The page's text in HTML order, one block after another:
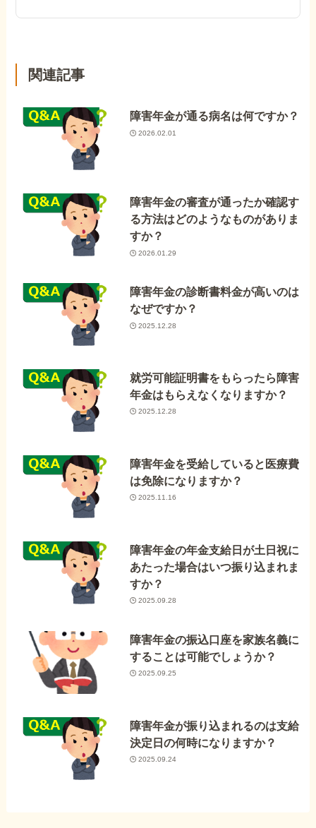
関連記事
障害年金が通る病名は何ですか？
2026.02.01
障害年金の審査が通ったか確認す
る方法はどのようなものがありま
すか？
2026.01.29
障害年金の診断書料金が高いのは
なぜですか？
2025.12.28
就労可能証明書をもらったら障害
年金はもらえなくなりますか？
2025.12.28
障害年金を受給していると医療費
は免除になりますか？
2025.11.16
障害年金の年金支給日が土日祝に
あたった場合はいつ振り込まれま
すか？
2025.09.28
障害年金の振込口座を家族名義に
することは可能でしょうか？
2025.09.25
障害年金が振り込まれるのは支給
決定日の何時になりますか？
2025.09.24